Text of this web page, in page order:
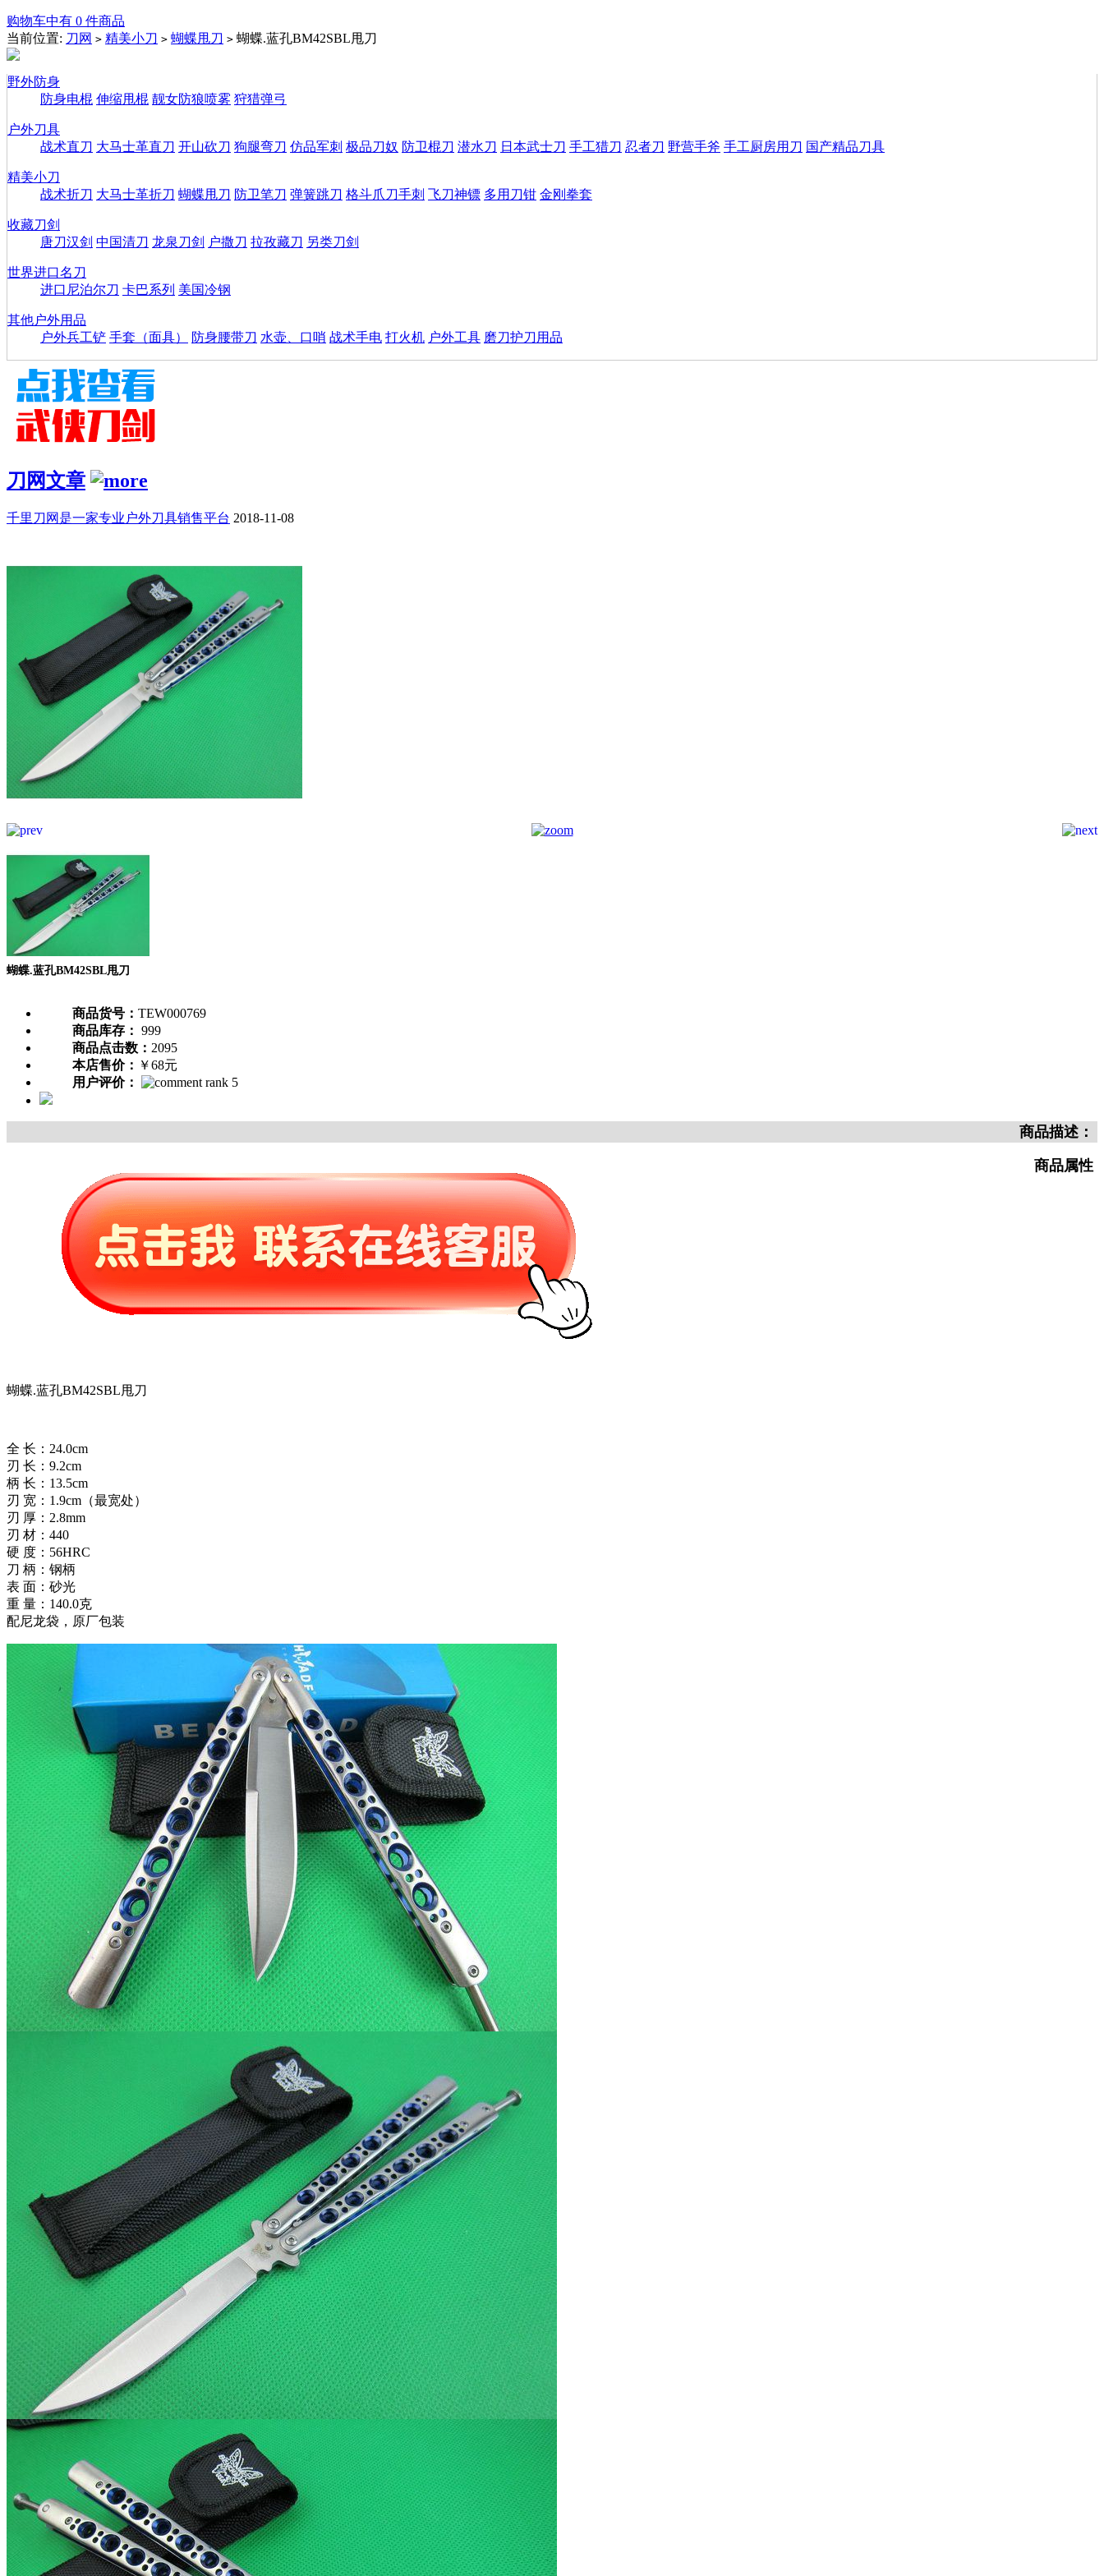
购物车中有 0 件商品
当前位置: 刀网 > 精美小刀 > 蝴蝶甩刀 > 蝴蝶.蓝孔BM42SBL甩刀
野外防身
防身电棍 伸缩甩棍 靓女防狼喷雾 狩猎弹弓
户外刀具
战术直刀 大马士革直刀 开山砍刀 狗腿弯刀 仿品军刺 极品刀奴 防卫棍刀 潜水刀 日本武士刀 手工猎刀 忍者刀 野营手斧 手工厨房用刀 国产精品刀具
精美小刀
战术折刀 大马士革折刀 蝴蝶甩刀 防卫笔刀 弹簧跳刀 格斗爪刀手刺 飞刀神镖 多用刀钳 金刚拳套
收藏刀剑
唐刀汉剑 中国清刀 龙泉刀剑 户撒刀 拉孜藏刀 另类刀剑
世界进口名刀
进口尼泊尔刀 卡巴系列 美国冷钢
其他户外用品
户外兵工铲 手套（面具） 防身腰带刀 水壶、口哨 战术手电 打火机 户外工具 磨刀护刀用品
刀网文章
千里刀网是一家专业户外刀具销售平台 2018-11-08
蝴蝶.蓝孔BM42SBL甩刀
商品货号： TEW000769
商品库存： 999
商品点击数： 2095
本店售价： ￥68元
用户评价：
商品描述：
商品属性
蝴蝶.蓝孔BM42SBL甩刀
全 长：24.0cm
刃 长：9.2cm
柄 长：13.5cm
刃 宽：1.9cm（最宽处）
刃 厚：2.8mm
刃 材：440
硬 度：56HRC
刀 柄：钢柄
表 面：砂光
重 量：140.0克
配尼龙袋，原厂包装